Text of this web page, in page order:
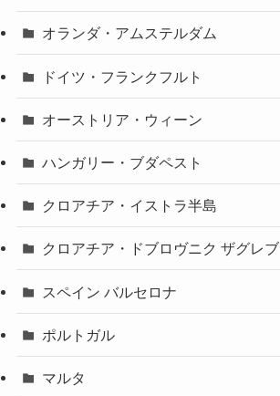
オランダ・アムステルダム
ドイツ・フランクフルト
オーストリア・ウィーン
ハンガリー・ブダペスト
クロアチア・イストラ半島
クロアチア・ドブロヴニク ザグレブ
スペイン バルセロナ
ポルトガル
マルタ